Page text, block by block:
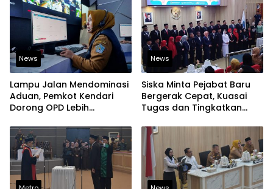
News
Lampu Jalan Mendominasi
Aduan, Pemkot Kendari
Dorong OPD Lebih
Laporan Warga
News
Siska Minta Pejabat Baru
Bergerak Cepat, Kuasai
Tugas dan Tingkatkan